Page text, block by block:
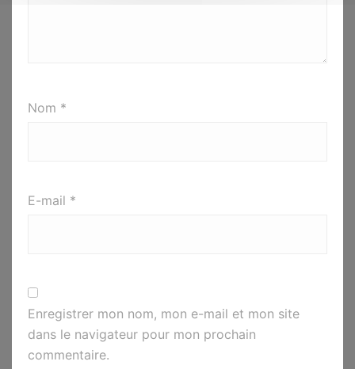
Nom *
E-mail *
Enregistrer mon nom, mon e-mail et mon site
dans le navigateur pour mon prochain
commentaire.